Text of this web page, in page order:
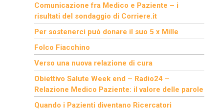
Comunicazione fra Medico e Paziente – i
risultati del sondaggio di Corriere.it
Per sostenerci può donare il suo 5 x Mille
Folco Fiacchino
Verso una nuova relazione di cura
Obiettivo Salute Week end – Radio24 –
Relazione Medico Paziente: il valore delle parole
Quando i Pazienti diventano Ricercatori